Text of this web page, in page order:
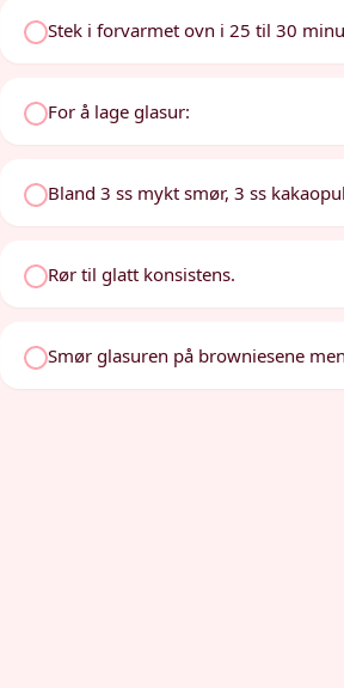
Stek i forvarmet ovn i 25 til 30
For å lage glasur:
Bland 3 ss mykt smør, 3 ss
Rør til glatt konsistens.
Smør glasuren på browniesene